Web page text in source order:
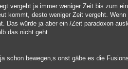
vergeht ja immer weniger Zeit bis zum
kommt, desto weniger Zeit vergeht.
Das würde ja aber ein /Zeit paradoxon
das nicht geht.
schon bewegen,s onst gäbe es die